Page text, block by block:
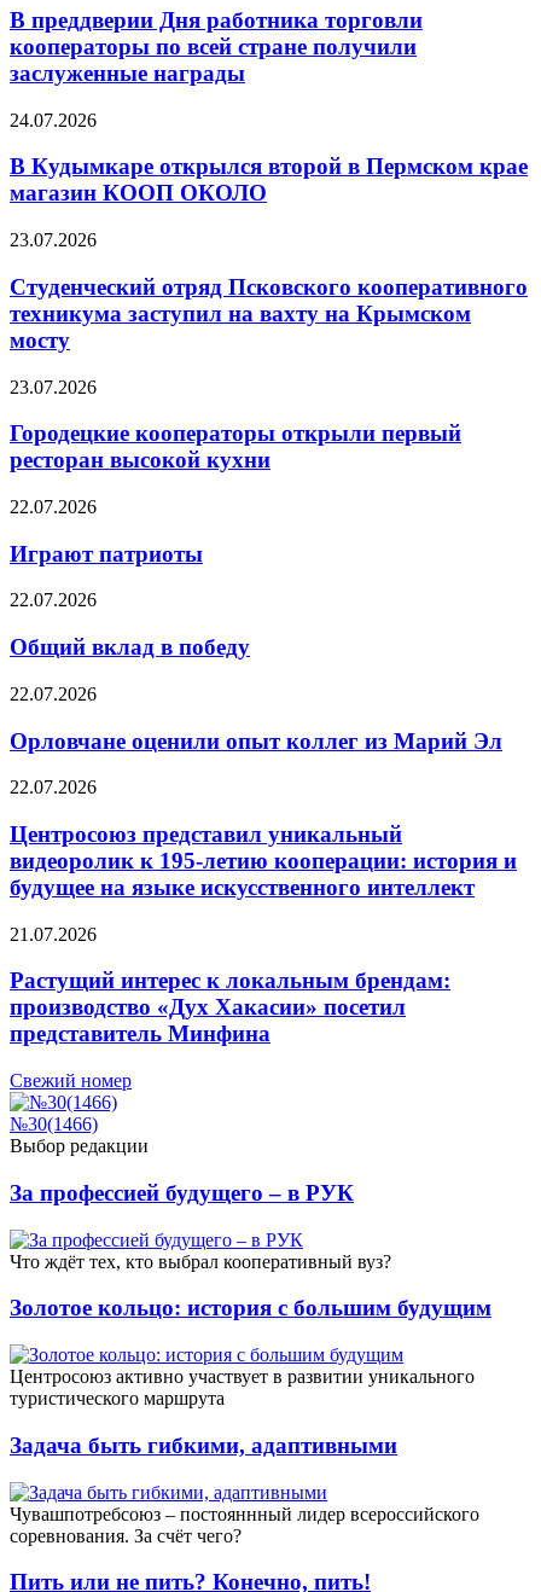
В преддверии Дня работника торговли
кооператоры по всей стране получили
заслуженные награды
24.07.2026
В Кудымкаре открылся второй в Пермском крае
магазин КООП ОКОЛО
23.07.2026
Студенческий отряд Псковского кооперативного
техникума заступил на вахту на Крымском
мосту
23.07.2026
Городецкие кооператоры открыли первый
ресторан высокой кухни
22.07.2026
Играют патриоты
22.07.2026
Общий вклад в победу
22.07.2026
Орловчане оценили опыт коллег из Марий Эл
22.07.2026
Центросоюз представил уникальный
видеоролик к 195-летию кооперации: история и
будущее на языке искусственного интеллект
21.07.2026
Растущий интерес к локальным брендам:
производство «Дух Хакасии» посетил
представитель Минфина
Свежий номер
№30(1466)
Выбор редакции
За профессией будущего – в РУК
Что ждёт тех, кто выбрал кооперативный вуз?
Золотое кольцо: история с большим будущим
Центросоюз активно участвует в развитии уникального
туристического маршрута
Задача быть гибкими, адаптивными
Чувашпотребсоюз – постояннный лидер всероссийского
соревнования. За счёт чего?
Пить или не пить? Конечно, пить!